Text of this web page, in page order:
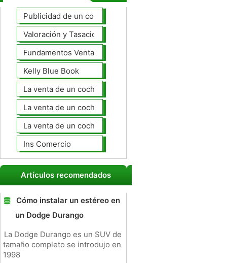
Publicidad de un coche para la venta
Valoración y Tasación
Fundamentos Venta de coches
Kelly Blue Book
La venta de un coche en línea
La venta de un coche usted mismo
La venta de un coche a un taller de
Ins Comercio
Artículos recomendados
Cómo instalar un estéreo en
un Dodge Durango
La Dodge Durango es un SUV de
tamaño completo se introdujo en
1998